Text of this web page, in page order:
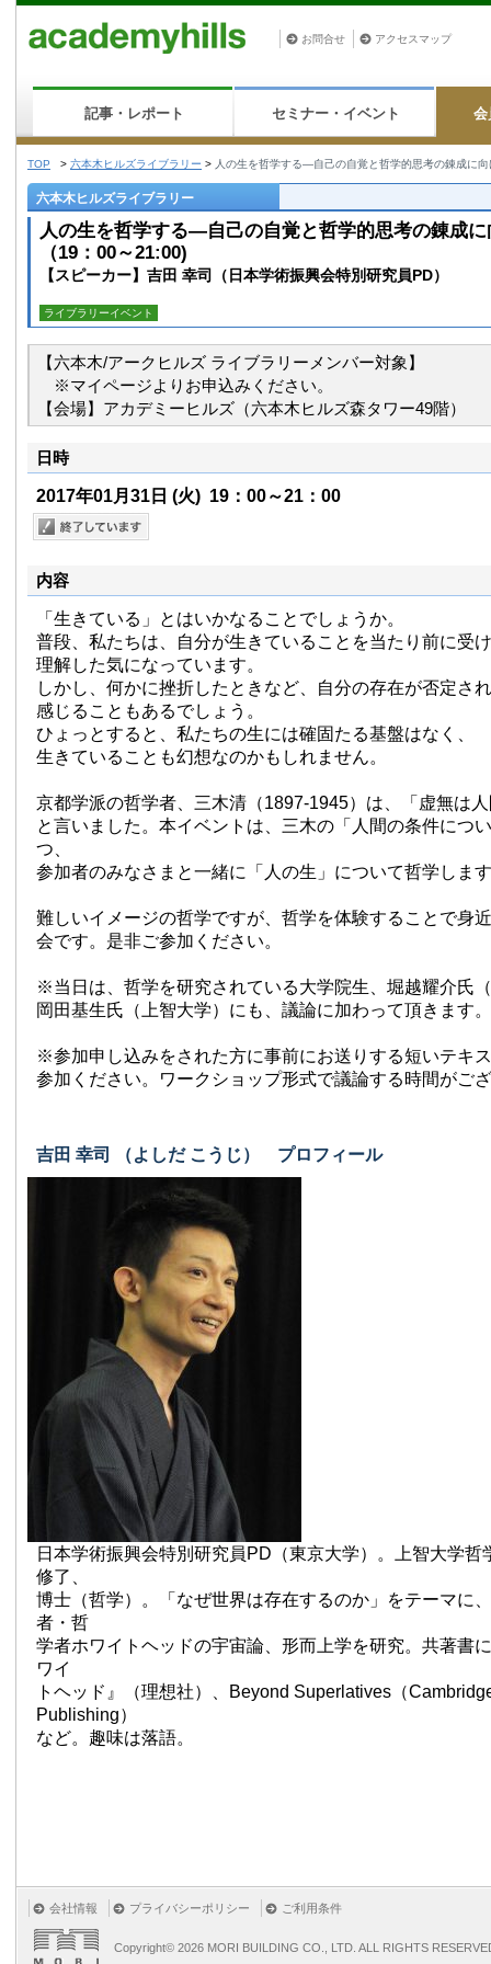
お問合せ アクセスマップ
記事・レポート セミナー・イベント 会
TOP > 六本木ヒルズライブラリー > 人の生を哲学する—自己の自覚と哲学的思考の錬成に
六本木ヒルズライブラリー
人の生を哲学する—自己の自覚と哲学的思考の錬成
（19：00～21:00)
【スピーカー】吉田 幸司（日本学術振興会特別研究員PD）
ライブラリーイベント
【六本木/アークヒルズ ライブラリーメンバー対象】
※マイページよりお申込みください。
【会場】アカデミーヒルズ（六本木ヒルズ森タワー49階）
日時
2017年01月31日 (火) 19：00～21：00
内容
「生きている」とはいかなることでしょうか。
普段、私たちは、自分が生きていることを当たり前に受
理解した気になっています。
しかし、何かに挫折したときなど、自分の存在が否定さ
感じることもあるでしょう。
ひょっとすると、私たちの生には確固たる基盤はなく、
生きていることも幻想なのかもしれません。
京都学派の哲学者、三木清（1897-1945）は、「虚無は
と言いました。本イベントは、三木の「人間の条件につ
つ、
参加者のみなさまと一緒に「人の生」について哲学しま
難しいイメージの哲学ですが、哲学を体験することで身
会です。是非ご参加ください。
※当日は、哲学を研究されている大学院生、堀越耀介氏
岡田基生氏（上智大学）にも、議論に加わって頂きます。
※参加申し込みをされた方に事前にお送りする短いテキ
参加ください。ワークショップ形式で議論する時間がご
吉田 幸司 （よしだ こうじ） プロフィール
日本学術振興会特別研究員PD（東京大学）。上智大学哲
修了、
博士（哲学）。「なぜ世界は存在するのか」をテーマに
者・哲
学者ホワイトヘッドの宇宙論、形而上学を研究。共著書
ワイ
トヘッド』（理想社）、Beyond Superlatives（
Publishing）
など。趣味は落語。
会社情報 プライバシーポリシー ご利用条件
Copyright© 2026 MORI BUILDING CO., LTD. ALL RIGHTS